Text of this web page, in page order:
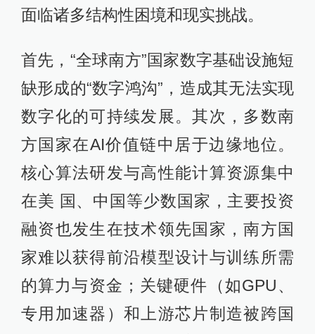
面临诸多结构性困境和现实挑战。
首先，“全球南方”国家数字基础设施短
缺形成的“数字鸿沟”，造成其无法实现
数字化的可持续发展。其次，多数南
方国家在AI价值链中居于边缘地位。
核心算法研发与高性能计算资源集中
在美 国、中国等少数国家，主要投资
融资也发生在技术领先国家，南方国
家难以获得前沿模型设计与训练所需
的算力与资金；关键硬件（如GPU、
专用加速器）和上游芯片制造被跨国